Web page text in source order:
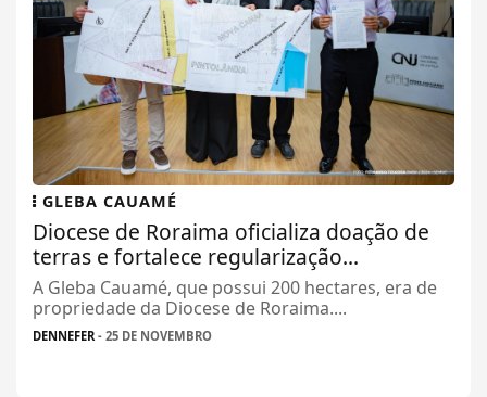
GLEBA CAUAMÉ
Diocese de Roraima oficializa doação de
terras e fortalece regularização...
A Gleba Cauamé, que possui 200 hectares, era de
propriedade da Diocese de Roraima....
DENNEFER - 25 DE NOVEMBRO